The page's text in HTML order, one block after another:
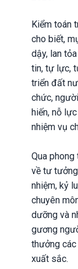
Kiểm toán
cho biết,
dậy, lan
tin, tự lực,
triển đất
chức,
hiến, nỗ
nhiệm vụ
Qua phong
về tư
nhiệm, kỷ
chuyên
dưỡng và
gương
thưởng các
xuất sắc.